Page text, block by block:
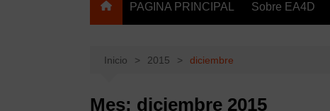
PAGINA PRINCIPAL Sobre EA4D
Inicio 2015 diciembre
Mes: diciembre 2015